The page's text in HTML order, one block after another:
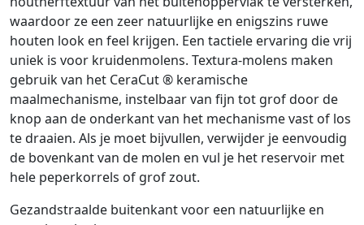
waardoor ze een zeer natuurlijke en enigszins ruwe
houten look en feel krijgen. Een tactiele ervaring die vrij
uniek is voor kruidenmolens. Textura-molens maken
gebruik van het CeraCut ® keramische
maalmechanisme, instelbaar van fijn tot grof door de
knop aan de onderkant van het mechanisme vast of los
te draaien. Als je moet bijvullen, verwijder je eenvoudig
de bovenkant van de molen en vul je het reservoir met
hele peperkorrels of grof zout.
Gezandstraalde buitenkant voor een natuurlijke en